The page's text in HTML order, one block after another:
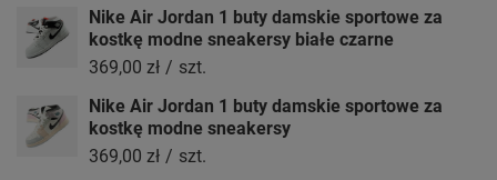
Nike Air Jordan 1 buty damskie sportowe za
kostkę modne sneakersy białe czarne
369,00 zł / szt.
Nike Air Jordan 1 buty damskie sportowe za
kostkę modne sneakersy
369,00 zł / szt.